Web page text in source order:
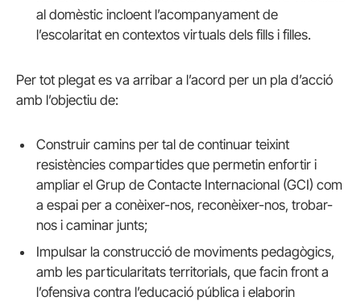
al domèstic incloent l’acompanyament de
l’escolaritat en contextos virtuals dels fills i filles.
Per tot plegat es va arribar a l’acord per un pla d’acció
amb l’objectiu de:
Construir camins per tal de continuar teixint
resistències compartides que permetin enfortir i
ampliar el Grup de Contacte Internacional (GCI) com
a espai per a conèixer-nos, reconèixer-nos, trobar-
nos i caminar junts;
Impulsar la construcció de moviments pedagògics,
amb les particularitats territorials, que facin front a
l’ofensiva contra l’educació pública i elaborin